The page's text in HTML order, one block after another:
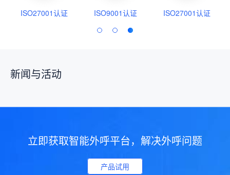
ISO27001认证 ISO9001认证 ISO27001认证
新闻与活动
立即获取智能外呼平台，解决外呼问题
产品试用